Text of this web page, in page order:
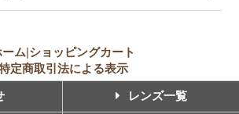
ム|ショッピングカート
定商取引法による表示
レンズ一覧